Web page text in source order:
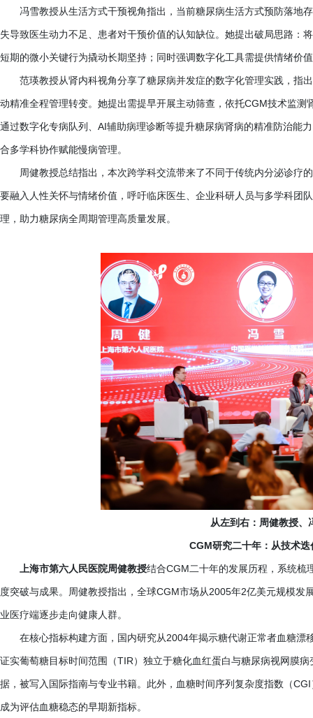
冯雪教授从生活方式干预视角指出，当前糖尿病生活方式预防落地
失导致医生动力不足、患者对干预价值的认知缺位。她提出破局思路：
短期的微小关键行为撬动长期坚持；同时强调数字化工具需提供情绪价
范瑛教授从肾内科视角分享了糖尿病并发症的数字化管理实践，指出
动精准全程管理转变。她提出需提早开展主动筛查，依托CGM技术监
通过数字化专病队列、AI辅助病理诊断等提升糖尿病肾病的精准防治能
合多学科协作赋能慢病管理。
周健教授总结指出，本次跨学科交流带来了不同于传统内分泌诊疗
要融入人性关怀与情绪价值，呼吁临床医生、企业科研人员与多学科团
理，助力糖尿病全周期管理高质量发展。
从左到右：周健教授、
CGM研究二十年：从技术
上海市第六人民医院周健教授结合CGM二十年的发展历程，系统梳
度突破与成果。周健教授指出，全球CGM市场从2005年2亿美元规模
业医疗端逐步走向健康人群。
在核心指标构建方面，国内研究从2004年揭示糖代谢正常者血糖漂
证实葡萄糖目标时间范围（TIR）独立于糖化血红蛋白与糖尿病视网膜
据，被写入国际指南与专业书籍。此外，血糖时间序列复杂度指数（
成为评估血糖稳态的早期新指标。